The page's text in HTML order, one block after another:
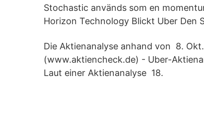
Stochastic används som en
Horizon Technology Blickt Uber Den
Die Aktienanalyse anhand von 8.
(www.aktiencheck.de) - Uber-
Laut einer Aktienanalyse 18.